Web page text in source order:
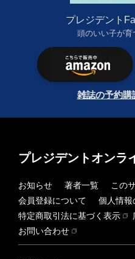
プレジデント
頭のいい子が
雑誌の予約購
プレジデントオンラ
お知らせ 著者一覧
この
会員登録について
個人情報
特定商取引法に基づく表示
お問い合わせ